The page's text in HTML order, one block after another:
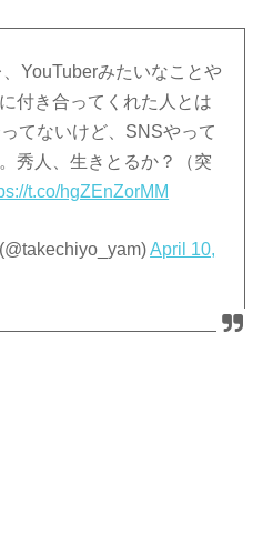
YouTuberみたいなことや
付き合ってくれた人とは
てないけど、SNSやって
秀人、生きとるか？（突
t.co/hgZEnZorMM
April 10,